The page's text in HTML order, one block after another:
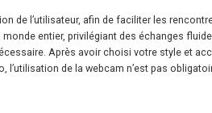
de l’utilisateur, afin de faciliter les
entier, privilégiant des échanges
Après avoir choisi votre style et
de la webcam n’est pas